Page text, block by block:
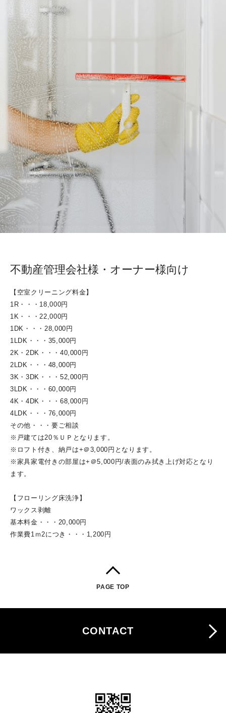
不動産管理会社様・オーナー様向け
【空室クリーニング料金】
1R・・・18,000円
1K・・・22,000円
1DK・・・28,000円
1LDK・・・35,000円
2K・2DK・・・40,000円
2LDK・・・48,000円
3K・3DK・・・52,000円
3LDK・・・60,000円
4K・4DK・・・68,000円
4LDK・・・76,000円
その他・・・要ご相談
※戸建ては20％ＵＰとなります。
※ロフト付き、納戸は+＠3,000円となります。
※家具家電付きの部屋は+＠5,000円/表面のみ拭き上げ対応となり
ます。
【フローリング床洗浄】
ワックス剥離
基本料金・・・20,000円
作業費1ｍ2につき・・・1,200円
PAGE TOP
CONTACT